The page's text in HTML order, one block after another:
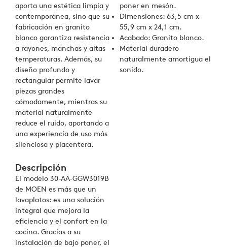
aporta una estética limpia y
contemporánea, sino que su
fabricación en granito
blanco garantiza resistencia
a rayones, manchas y altas
temperaturas. Además, su
diseño profundo y
rectangular permite lavar
piezas grandes
cómodamente, mientras su
material naturalmente
reduce el ruido, aportando a
una experiencia de uso más
silenciosa y placentera.
Descripción
El modelo 30-AA-GGW3019B
de MOEN es más que un
lavaplatos: es una solución
integral que mejora la
eficiencia y el confort en la
cocina. Gracias a su
instalación de bajo poner, el
poner en mesón.
Dimensiones: 63,5 cm x
55,9 cm x 24,1 cm.
Acabado: Granito blanco.
Material duradero
naturalmente amortigua el
sonido.